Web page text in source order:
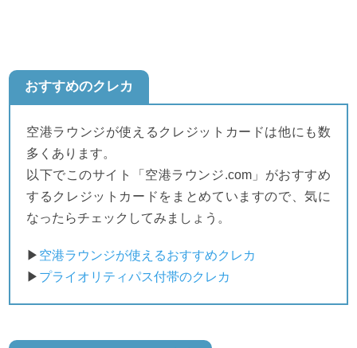
おすすめのクレカ
空港ラウンジが使えるクレジットカードは他にも数
多くあります。
以下でこのサイト「空港ラウンジ.com」がおすすめ
するクレジットカードをまとめていますので、気に
なったらチェックしてみましょう。
▶ 空港ラウンジが使えるおすすめクレカ
▶ プライオリティパス付帯のクレカ